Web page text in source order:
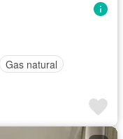
Gas natural